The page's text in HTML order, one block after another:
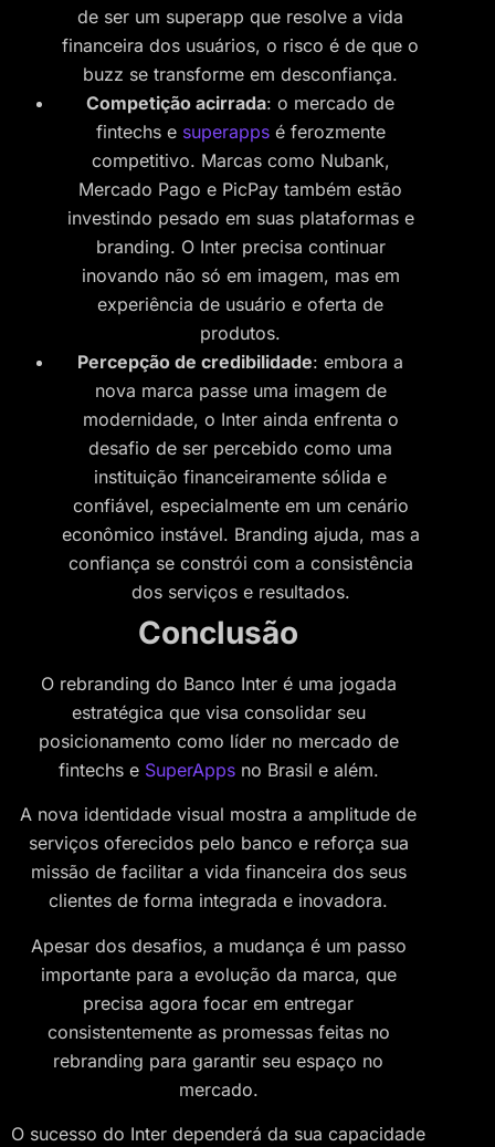
de ser um superapp que resolve a vida
financeira dos usuários, o risco é de que o
buzz se transforme em desconfiança.
Competição acirrada: o mercado de
fintechs e superapps é ferozmente
competitivo. Marcas como Nubank,
Mercado Pago e PicPay também estão
investindo pesado em suas plataformas e
branding. O Inter precisa continuar
inovando não só em imagem, mas em
experiência de usuário e oferta de
produtos.
Percepção de credibilidade: embora a
nova marca passe uma imagem de
modernidade, o Inter ainda enfrenta o
desafio de ser percebido como uma
instituição financeiramente sólida e
confiável, especialmente em um cenário
econômico instável. Branding ajuda, mas a
confiança se constrói com a consistência
dos serviços e resultados.
Conclusão
O rebranding do Banco Inter é uma jogada
estratégica que visa consolidar seu
posicionamento como líder no mercado de
fintechs e SuperAppsno Brasil e além.
A nova identidade visual mostra a amplitude de
serviços oferecidos pelo banco e reforça sua
missão de facilitar a vida financeira dos seus
clientes de forma integrada e inovadora.
Apesar dos desafios, a mudança é um passo
importante para a evolução da marca, que
precisa agora focar em entregar
consistentemente as promessas feitas no
rebranding para garantir seu espaço no
mercado.
O sucesso do Inter dependerá da sua capacidade